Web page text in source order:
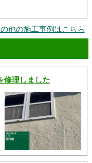
他の施工事例はこちら
修理しました